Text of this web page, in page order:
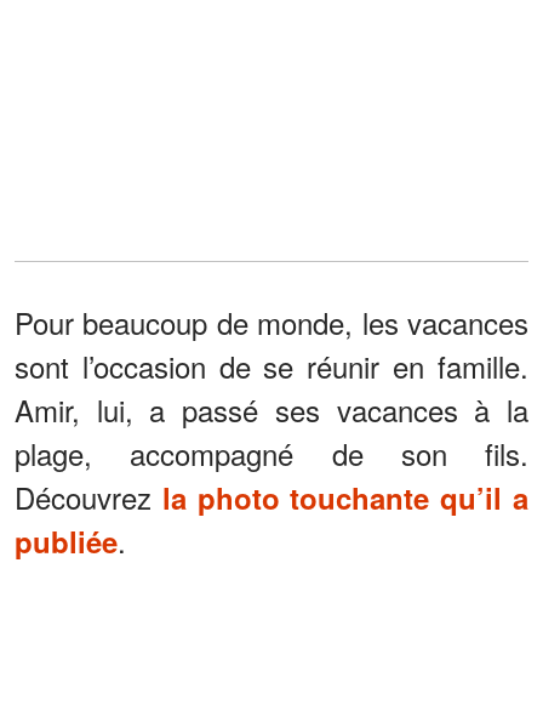
Pour beaucoup de monde, les vacances
sont l’occasion de se réunir en famille.
Amir, lui, a passé ses vacances à la
plage, accompagné de son fils.
Découvrez la photo touchante qu’il a
publiée.